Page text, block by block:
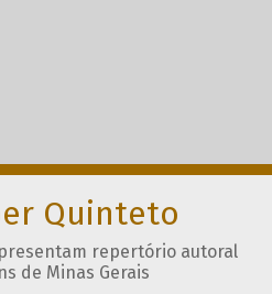
Quinteto
repertório autoral
de Minas Gerais